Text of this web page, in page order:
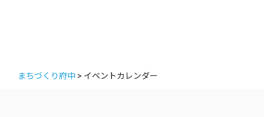
まちづくり府中 > イベントカレンダー